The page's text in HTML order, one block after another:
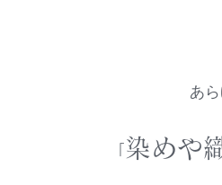
あ
染めや